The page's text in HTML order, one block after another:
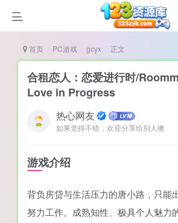
首页 PC游戏 gcyx 正文
合租恋人：恋爱进行时/
Love in Progress
热心网友
如果觉得不错，欢迎分享给别人噢
游戏介绍
背负房贷与生活压力的唐小路，只能
努力工作。成熟知性、极具个人魅力